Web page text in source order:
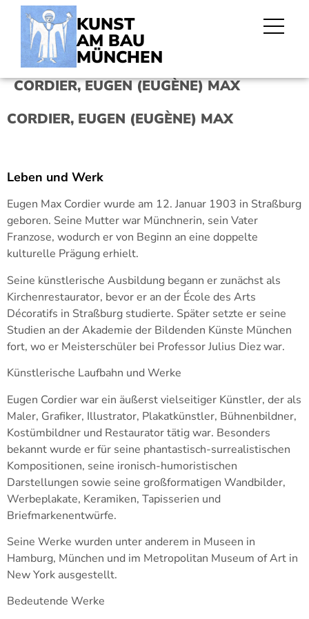
KUNST
AM BAU
MÜNCHEN
CORDIER, EUGEN (EUGÈNE) MAX
CORDIER, EUGEN (EUGÈNE) MAX
Leben und Werk
Eugen Max Cordier wurde am 12. Januar 1903 in Straßburg
geboren. Seine Mutter war Münchnerin, sein Vater
Franzose, wodurch er von Beginn an eine doppelte
kulturelle Prägung erhielt.
Seine künstlerische Ausbildung begann er zunächst als
Kirchenrestaurator, bevor er an der École des Arts
Décoratifs in Straßburg studierte. Später setzte er seine
Studien an der Akademie der Bildenden Künste München
fort, wo er Meisterschüler bei Professor Julius Diez war.
Künstlerische Laufbahn und Werke
Eugen Cordier war ein äußerst vielseitiger Künstler, der als
Maler, Grafiker, Illustrator, Plakatkünstler, Bühnenbildner,
Kostümbildner und Restaurator tätig war. Besonders
bekannt wurde er für seine phantastisch-surrealistischen
Kompositionen, seine ironisch-humoristischen
Darstellungen sowie seine großformatigen Wandbilder,
Werbeplakate, Keramiken, Tapisserien und
Briefmarkenentwürfe.
Seine Werke wurden unter anderem in Museen in
Hamburg, München und im Metropolitan Museum of Art in
New York ausgestellt.
Bedeutende Werke